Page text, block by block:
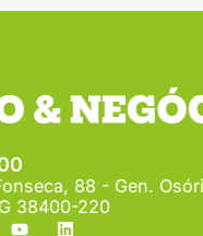
88 - Gen.
38400-220